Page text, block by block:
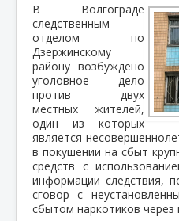
В Волгограде
следственным
отделом по
Дзержинскому
району возбуждено
уголовное дело
против двух
местных жителей,
один из которых
является
в покушении на сбыт
средств с
информации следствия,
сговор с
сбытом наркотиков через